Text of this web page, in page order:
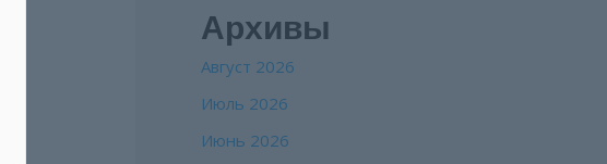
Архивы
Август 2026
Июль 2026
Июнь 2026